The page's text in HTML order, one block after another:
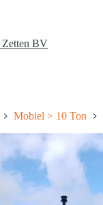
Zetten BV
Mobiel > 10 Ton